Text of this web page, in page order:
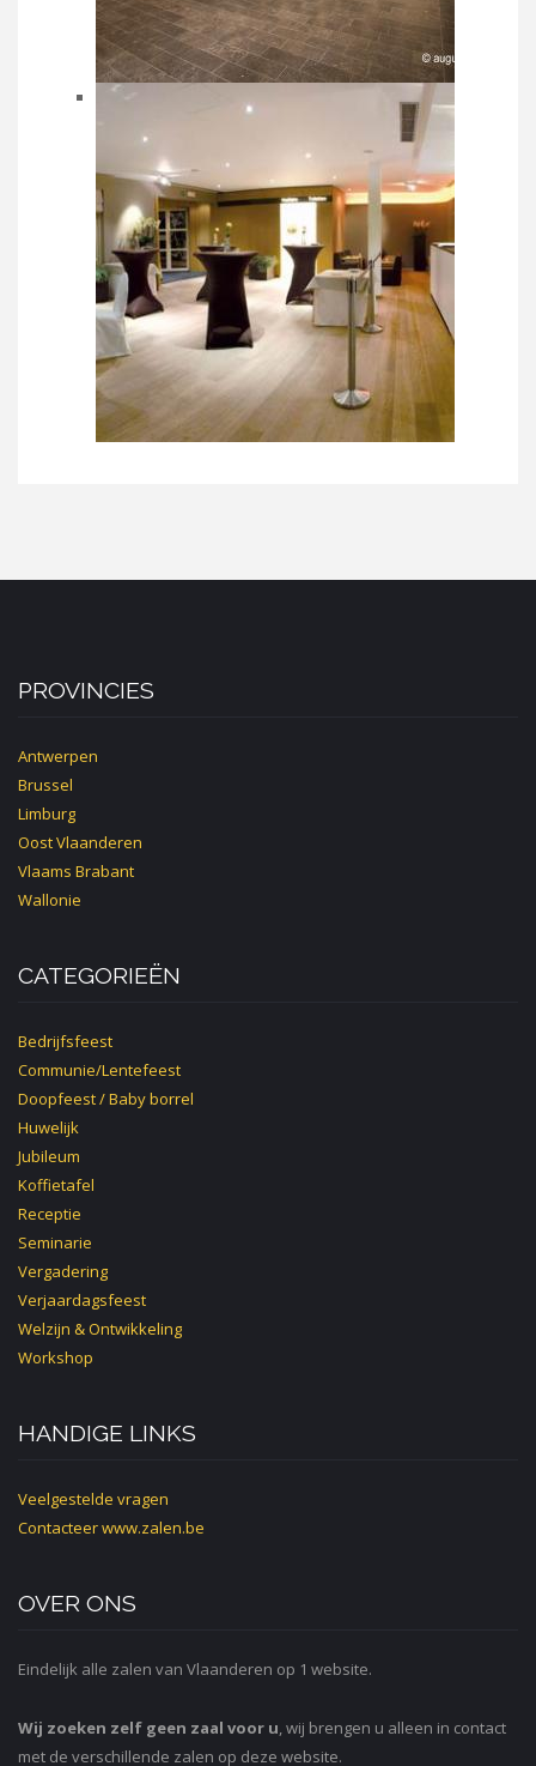
PROVINCIES
Antwerpen
Brussel
Limburg
Oost Vlaanderen
Vlaams Brabant
Wallonie
CATEGORIEËN
Bedrijfsfeest
Communie/Lentefeest
Doopfeest / Baby borrel
Huwelijk
Jubileum
Koffietafel
Receptie
Seminarie
Vergadering
Verjaardagsfeest
Welzijn & Ontwikkeling
Workshop
HANDIGE LINKS
Veelgestelde vragen
Contacteerwww.zalen.be
OVER ONS
Eindelijk alle zalen van Vlaanderen op 1 website.
Wij zoeken zelf geen zaal voor u, wij brengen u alleen in contact
met de verschillende zalen op deze website.